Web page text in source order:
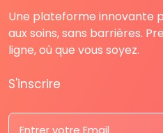
Une plateforme innovante
aux soins, sans barrières.
ligne, où que vous soyez.
S'inscrire